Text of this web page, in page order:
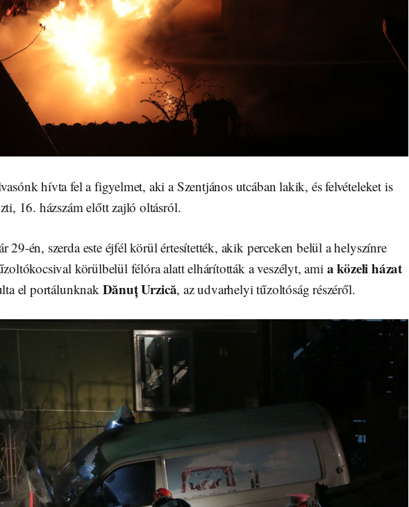
hívta fel a figyelmet, aki a Szentjános utcában lakik, és felvételeket is
16. házszám előtt zajló oltásról.
29-én, szerda este éjfél körül értesítették, akik perceken belül a helyszínre
körülbelül félóra alatt elhárították a veszélyt, ami a közeli házat
el portálunknakDănuț Urzică, az udvarhelyi tűzoltóság részéről.